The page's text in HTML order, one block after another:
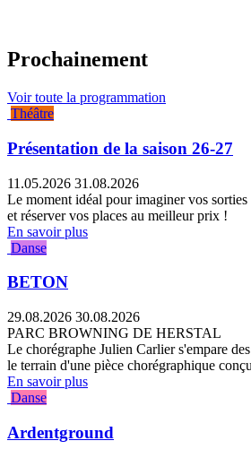
Prochainement
Voir toute la programmation
Théâtre
Présentation de la saison 26-27
11.05.2026 31.08.2026
Le moment idéal pour imaginer vos
et réserver vos places au meilleur prix !
En savoir plus
Danse
BETON
29.08.2026 30.08.2026
PARC BROWNING DE HERSTAL
Le chorégraphe Julien Carlier s'empare
le terrain d'une pièce chorégraphique
En savoir plus
Danse
Ardentground